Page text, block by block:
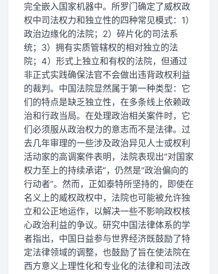
完全嵌入国家机器中。所罗门确定了威权政
权中司法权力和独立性的四种常见模式：1）
政治边缘化的法院；2）碎片化的司法系
统；3）拥有实质管辖权的相对独立的法
院；4）形式上独立和有权的法院，但通过
非正式实践确保法官不会做出违背政权利益
的裁判。中国法院显然属于第一种类型：它
们的特点是缺乏独立性，在多条线上依赖政
治和行政当局。在处理政治相关案件时，它
们必须服从政治权力的意志而不是法律。过
去几年审理的一些涉及政治异见人士或权利
活动家的高调案件表明，法院表现出“对国家
权力至上的持续承诺”，仍然是“政治偏向的
行动者”。然而，正如泰特所坚持的，即使在
名义上的威权政权中，法院也可能被允许独
立和公正地运作，以解决一些不影响政权核
心政治利益的争议。研究中国法律体系的学
者指出，中国日益参与世界经济既鼓励了特
定法律领域的调整，也鼓励了旨在使法院在
西方意义上理性化和专业化的法律和司法改